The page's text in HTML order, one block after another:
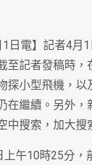
1日電】記者4月
至記者發稿時，
探小型飛機，以
在繼續。另外，
中搜索，加大搜
午10時25分，